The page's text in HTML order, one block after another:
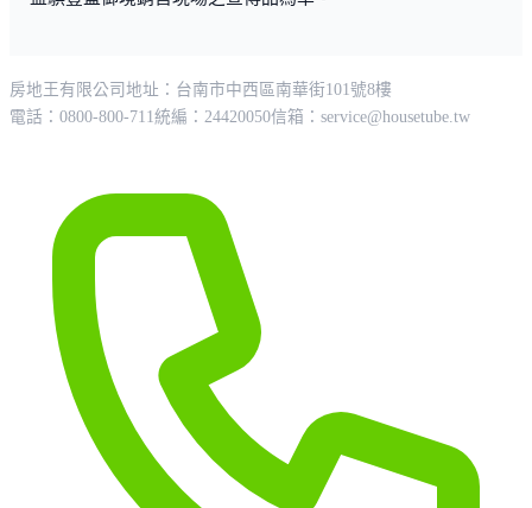
房地王有限公司 地址：台南市中西區南華街101號8樓
電話：0800-800-711統編：24420050信箱： service@housetube.tw